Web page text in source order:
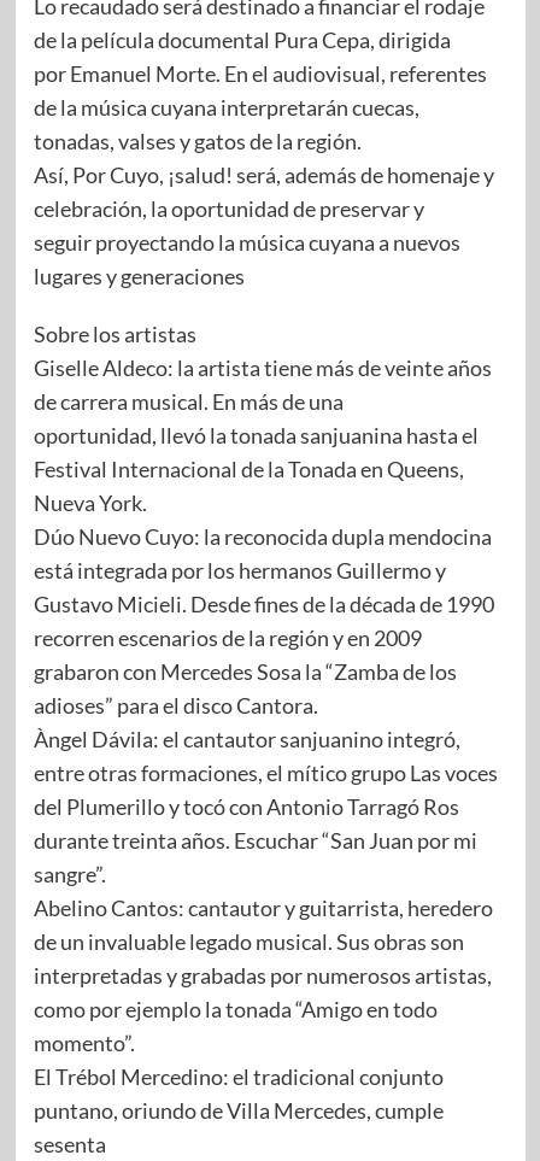
Lo recaudado será destinado a financiar el rodaje
de la película documental Pura Cepa, dirigida
por Emanuel Morte. En el audiovisual, referentes
de la música cuyana interpretarán cuecas,
tonadas, valses y gatos de la región.
Así, Por Cuyo, ¡salud! será, además de homenaje y
celebración, la oportunidad de preservar y
seguir proyectando la música cuyana a nuevos
lugares y generaciones
Sobre los artistas
Giselle Aldeco: la artista tiene más de veinte años
de carrera musical. En más de una
oportunidad, llevó la tonada sanjuanina hasta el
Festival Internacional de la Tonada en Queens,
Nueva York.
Dúo Nuevo Cuyo: la reconocida dupla mendocina
está integrada por los hermanos Guillermo y
Gustavo Micieli. Desde fines de la década de 1990
recorren escenarios de la región y en 2009
grabaron con Mercedes Sosa la “Zamba de los
adioses” para el disco Cantora.
Àngel Dávila: el cantautor sanjuanino integró,
entre otras formaciones, el mítico grupo Las voces
del Plumerillo y tocó con Antonio Tarragó Ros
durante treinta años. Escuchar “San Juan por mi
sangre”.
Abelino Cantos: cantautor y guitarrista, heredero
de un invaluable legado musical. Sus obras son
interpretadas y grabadas por numerosos artistas,
como por ejemplo la tonada “Amigo en todo
momento”.
El Trébol Mercedino: el tradicional conjunto
puntano, oriundo de Villa Mercedes, cumple
sesenta